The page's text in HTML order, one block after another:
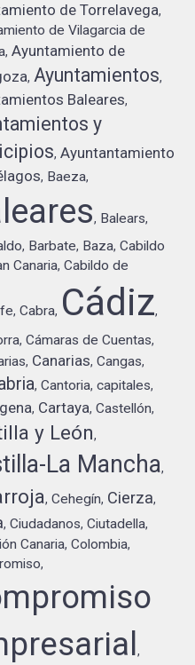
de Torrelavega,
de Vilagarcia de
,Ayuntamiento de
, Ayuntamientos,
Baleares,
y
,Ayuntantamiento
, Baeza,
, Balears,
, Barbate, Baza,Cabildo
Canaria,Cabildo de
,Cabra, Cádiz,
,Cámaras de Cuentas,
, Canarias,Cangas,
,Cantoria,capitales,
, Cartaya,Castellón,
y León,
La Mancha,
,Cehegín, Cierza,
,Ciudadanos,Ciutadella,
Canaria,Colombia,
,
,